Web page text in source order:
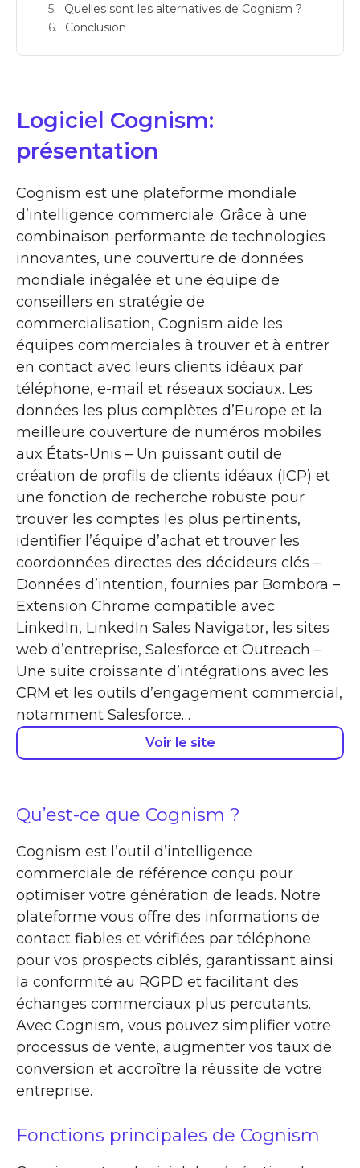
Quelles sont les alternatives de Cognism ?
Conclusion
Logiciel Cognism:
présentation
Cognism est une plateforme mondiale
d’intelligence commerciale. Grâce à une
combinaison performante de technologies
innovantes, une couverture de données
mondiale inégalée et une équipe de
conseillers en stratégie de
commercialisation, Cognism aide les
équipes commerciales à trouver et à entrer
en contact avec leurs clients idéaux par
téléphone, e-mail et réseaux sociaux. Les
données les plus complètes d’Europe et la
meilleure couverture de numéros mobiles
aux États-Unis – Un puissant outil de
création de profils de clients idéaux (ICP) et
une fonction de recherche robuste pour
trouver les comptes les plus pertinents,
identifier l’équipe d’achat et trouver les
coordonnées directes des décideurs clés –
Données d’intention, fournies par Bombora –
Extension Chrome compatible avec
LinkedIn, LinkedIn Sales Navigator, les sites
web d’entreprise, Salesforce et Outreach –
Une suite croissante d’intégrations avec les
CRM et les outils d’engagement commercial,
notamment Salesforce…
Voir le site
Qu’est-ce que Cognism ?
Cognism est l’outil d’intelligence
commerciale de référence conçu pour
optimiser votre génération de leads. Notre
plateforme vous offre des informations de
contact fiables et vérifiées par téléphone
pour vos prospects ciblés, garantissant ainsi
la conformité au RGPD et facilitant des
échanges commerciaux plus percutants.
Avec Cognism, vous pouvez simplifier votre
processus de vente, augmenter vos taux de
conversion et accroître la réussite de votre
entreprise.
Fonctions principales de Cognism